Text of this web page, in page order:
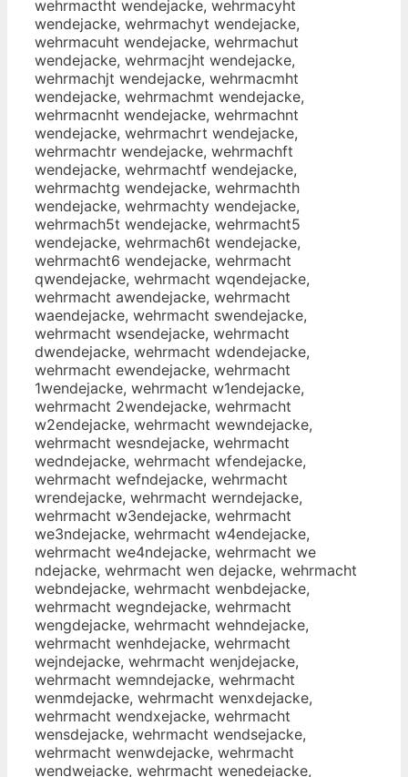
wehrmactht wendejacke, wehrmacyht
wendejacke, wehrmachyt wendejacke,
wehrmacuht wendejacke, wehrmachut
wendejacke, wehrmacjht wendejacke,
wehrmachjt wendejacke, wehrmacmht
wendejacke, wehrmachmt wendejacke,
wehrmacnht wendejacke, wehrmachnt
wendejacke, wehrmachrt wendejacke,
wehrmachtr wendejacke, wehrmachft
wendejacke, wehrmachtf wendejacke,
wehrmachtg wendejacke, wehrmachth
wendejacke, wehrmachty wendejacke,
wehrmach5t wendejacke, wehrmacht5
wendejacke, wehrmach6t wendejacke,
wehrmacht6 wendejacke, wehrmacht
qwendejacke, wehrmacht wqendejacke,
wehrmacht awendejacke, wehrmacht
waendejacke, wehrmacht swendejacke,
wehrmacht wsendejacke, wehrmacht
dwendejacke, wehrmacht wdendejacke,
wehrmacht ewendejacke, wehrmacht
1wendejacke, wehrmacht w1endejacke,
wehrmacht 2wendejacke, wehrmacht
w2endejacke, wehrmacht wewndejacke,
wehrmacht wesndejacke, wehrmacht
wedndejacke, wehrmacht wfendejacke,
wehrmacht wefndejacke, wehrmacht
wrendejacke, wehrmacht werndejacke,
wehrmacht w3endejacke, wehrmacht
we3ndejacke, wehrmacht w4endejacke,
wehrmacht we4ndejacke, wehrmacht we
ndejacke, wehrmacht wen dejacke, wehrmacht
webndejacke, wehrmacht wenbdejacke,
wehrmacht wegndejacke, wehrmacht
wengdejacke, wehrmacht wehndejacke,
wehrmacht wenhdejacke, wehrmacht
wejndejacke, wehrmacht wenjdejacke,
wehrmacht wemndejacke, wehrmacht
wenmdejacke, wehrmacht wenxdejacke,
wehrmacht wendxejacke, wehrmacht
wensdejacke, wehrmacht wendsejacke,
wehrmacht wenwdejacke, wehrmacht
wendwejacke, wehrmacht wenedejacke,